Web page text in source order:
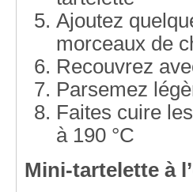
Ajoutez
morceaux de
Recouvrez
Parsemez
Faites cuire
à 190 °C
Mini-tartelette à